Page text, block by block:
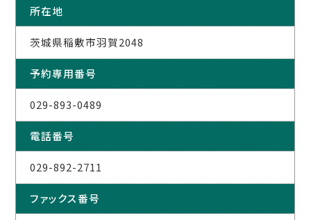
所在地
茨城県稲敷市羽賀2048
予約専用番号
029-893-0489
電話番号
029-892-2711
ファックス番号